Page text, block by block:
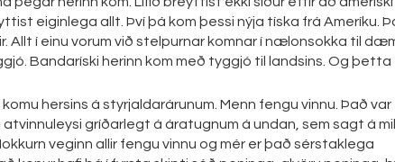
eiginlega allt. Því þá kom þessi nýja tíska frá Ameríku.
Allt í einu vorum við stelpurnar komnar í nælonsokka til
Bandaríski herinn kom með tyggjó til landsins. Og þetta
hersins á styrjaldarárunum. Menn fengu vinnu. Það var
gríðarlegt á áratugnum á undan, sem sagt á
veginn allir fengu vinnu og mér er það sérstaklega